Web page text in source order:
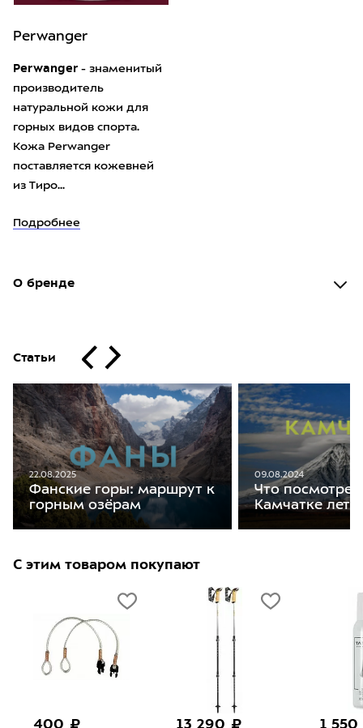
Perwanger
Perwanger - знаменитый
производитель
натуральной кожи для
горных видов спорта.
Кожа Perwanger
поставляется кожевней
из Тиро...
Подробнее
О бренде
Статьи
22.08.2025
Фанские горы: маршрут к
горным озёрам
09.08.2024
Что
Камчатке
С этим товаром покупают
400 ₽ 13 290 ₽ 1